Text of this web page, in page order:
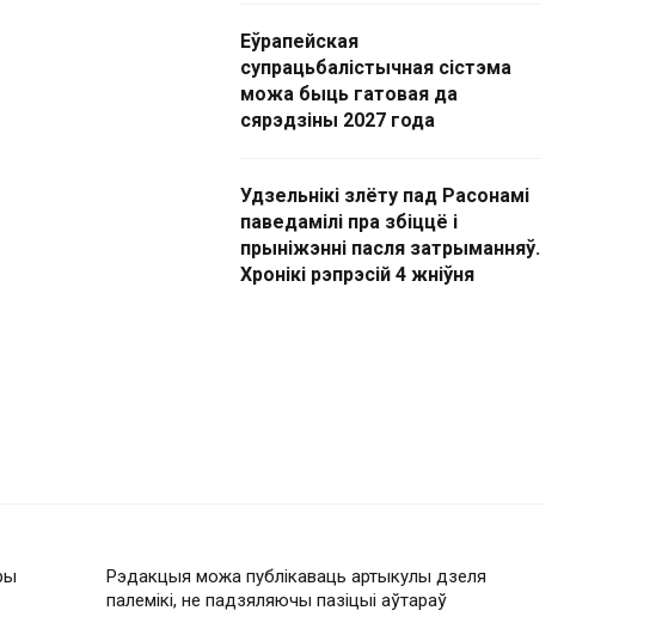
Еўрапейская
супрацьбалістычная сістэма
можа быць гатовая да
сярэдзіны 2027 года
Удзельнікі злёту пад Расонамі
паведамілі пра збіццё і
прыніжэнні пасля затрыманняў.
Хронікі рэпрэсій 4 жніўня
Рэдакцыя можа публікаваць артыкулы дзеля
палемікі, не падзяляючы пазіцыі аўтараў